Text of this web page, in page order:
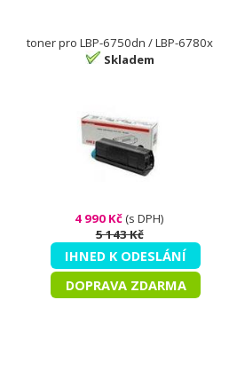
toner pro LBP-6750dn / LBP-6780x
Skladem
4 990 Kč(s DPH)
5 143 Kč
IHNED K ODESLÁNÍ
DOPRAVA ZDARMA